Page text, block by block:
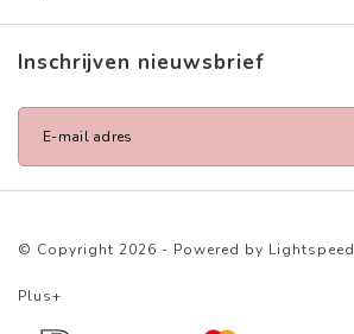
Inschrijven nieuwsbrief
© Copyright 2026 - Powered by Lightspeed
Plus+